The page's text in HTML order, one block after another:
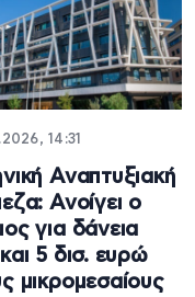
14:31
Αναπτυξιακή
Ανοίγει ο
για δάνεια
5 δισ. ευρώ
μικρομεσαίους